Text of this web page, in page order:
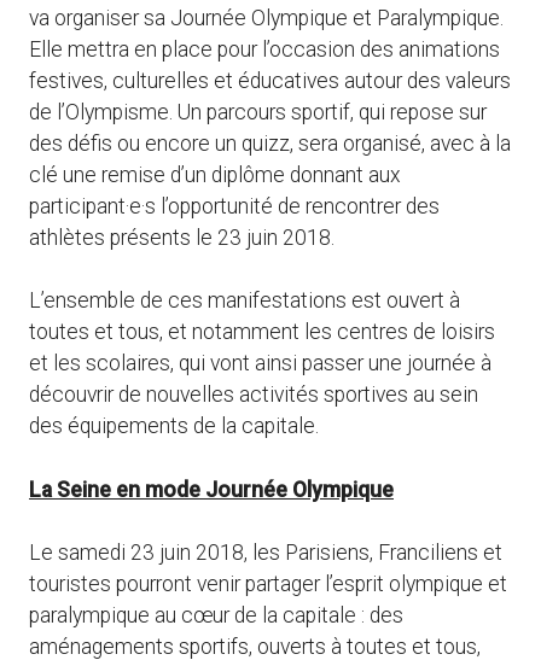
va organiser sa Journée Olympique et Paralympique.
Elle mettra en place pour l’occasion des animations
festives, culturelles et éducatives autour des valeurs
de l’Olympisme. Un parcours sportif, qui repose sur
des défis ou encore un quizz, sera organisé, avec à la
clé une remise d’un diplôme donnant aux
participant·e·s l’opportunité de rencontrer des
athlètes présents le 23 juin 2018.
L’ensemble de ces manifestations est ouvert à
toutes et tous, et notamment les centres de loisirs
et les scolaires, qui vont ainsi passer une journée à
découvrir de nouvelles activités sportives au sein
des équipements de la capitale.
La Seine en mode Journée Olympique
Le samedi 23 juin 2018, les Parisiens, Franciliens et
touristes pourront venir partager l’esprit olympique et
paralympique au cœur de la capitale : des
aménagements sportifs, ouverts à toutes et tous,